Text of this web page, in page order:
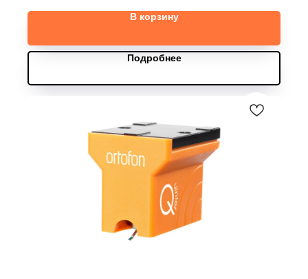
В корзину
Подробнее